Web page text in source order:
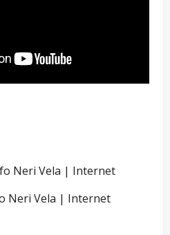
Neri Vela | Internet